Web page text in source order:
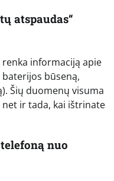
atspaudas“
informaciją apie
būseną,
Šių duomenų visuma
ir tada, kai ištrinate
nuo